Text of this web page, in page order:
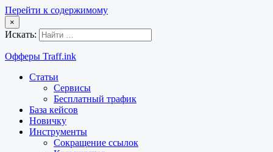
Перейти к содержимому
×
Искать:
Офферы Traff.ink
Статьи
Сервисы
Бесплатный трафик
База кейсов
Новичку
Инструменты
Сокращение ссылок